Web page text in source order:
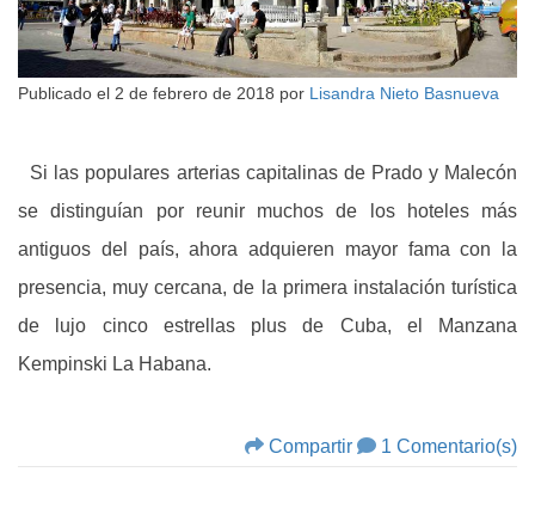
Publicado el 2 de febrero de 2018 por Lisandra Nieto Basnueva
Si las populares arterias capitalinas de Prado y Malecón
se distinguían por reunir muchos de los hoteles más
antiguos del país, ahora adquieren mayor fama con la
presencia, muy cercana, de la primera instalación turística
de lujo cinco estrellas plus de Cuba, el Manzana
Kempinski La Habana.
Compartir 1 Comentario(s)